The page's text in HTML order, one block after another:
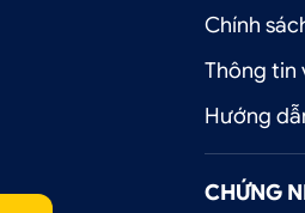
Chính
Thông tin
Hướng
CHỨNG